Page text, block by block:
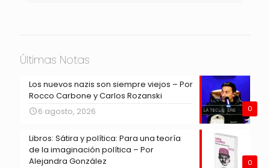
Últimas Notas
0
Los nuevos nazis son siempre viejos – Por
Rocco Carbone y Carlos Rozanski
6 agosto, 2026
0
Libros: Sátira y política: Para una teoría
de la imaginación política – Por
Alejandra González